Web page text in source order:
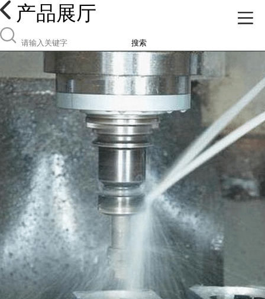
产品展厅
搜索